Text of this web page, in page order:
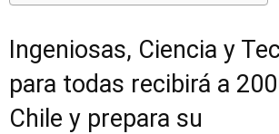
Ingeniosas, Ciencia y
para todas recibirá a
Chile y prepara su